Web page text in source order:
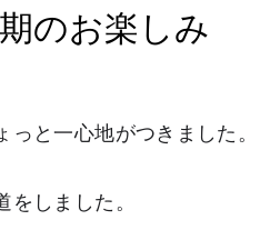
のお楽しみ
と一心地がつきました。
しました。